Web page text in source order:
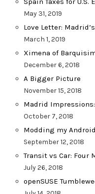
May 31, 2019
Love Letter:
March 1, 2019
Ximena of
December 6, 2018
A Bigger Picture
November 15, 2018
Madrid
October 7, 2018
Modding my
September 12, 2018
Transit vs Car: Four
July 26, 2018
openSUSE